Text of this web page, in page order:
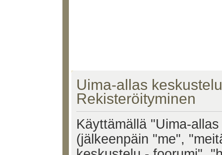
Uima-allas
Rekisteröityminen
Käyttämällä "Uima-
(jälkeenpäin "me",